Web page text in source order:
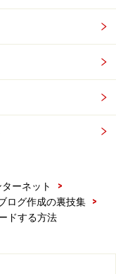
バにアップロード
ソフトを使ってサ
」コマンドを使
イルを展開
イル名（ZIPファ
、圧縮ファイル名
ターネット
>
ログ作成の裏技集
>
ドする方法